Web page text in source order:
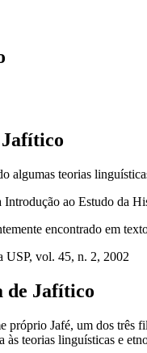
Jafítico
algumas teorias
ao Estudo da
encontrado em
USP, vol. 45, n. 2, 2002
de Jafítico
próprio Jafé, um dos três
às teorias linguísticas e